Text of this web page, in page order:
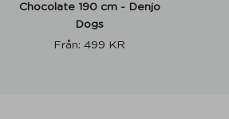
Chocolate 190 cm - Denjo
Dogs
Från: 499 KR